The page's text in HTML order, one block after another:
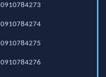
0910784273
0910784274
0910784275
0910784276